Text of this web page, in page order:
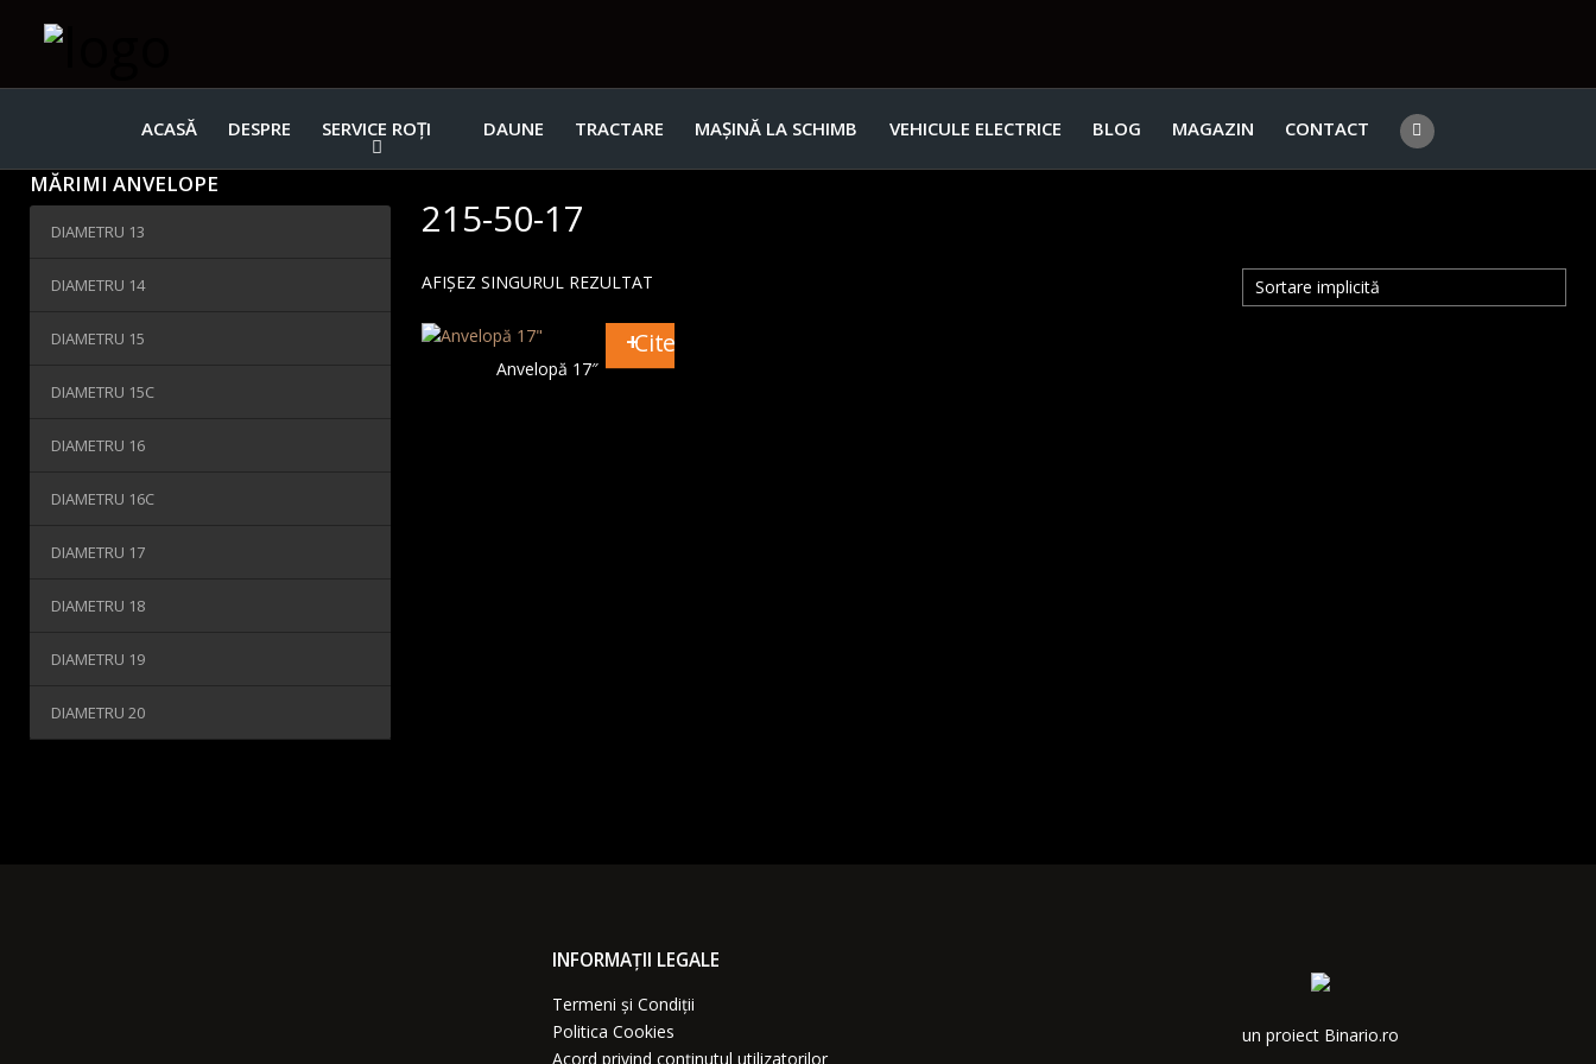
ACASĂ DESPRE SERVICE ROȚI DAUNE TRACTARE MAȘINĂ LA SCHIMB VEHICULE ELECTRICE BLOG MAGAZIN CONTACT
MĂRIMI ANVELOPE
DIAMETRU 13
DIAMETRU 14
DIAMETRU 15
DIAMETRU 15C
DIAMETRU 16
DIAMETRU 16C
DIAMETRU 17
DIAMETRU 18
DIAMETRU 19
DIAMETRU 20
215-50-17
AFIȘEZ SINGURUL REZULTAT
Anvelopă 17″
Citește mai mult
INFORMAȚII LEGALE
Termeni și Condiții
Politica Cookies
Acord privind conținutul utilizatorilor
un proiect Binario.ro